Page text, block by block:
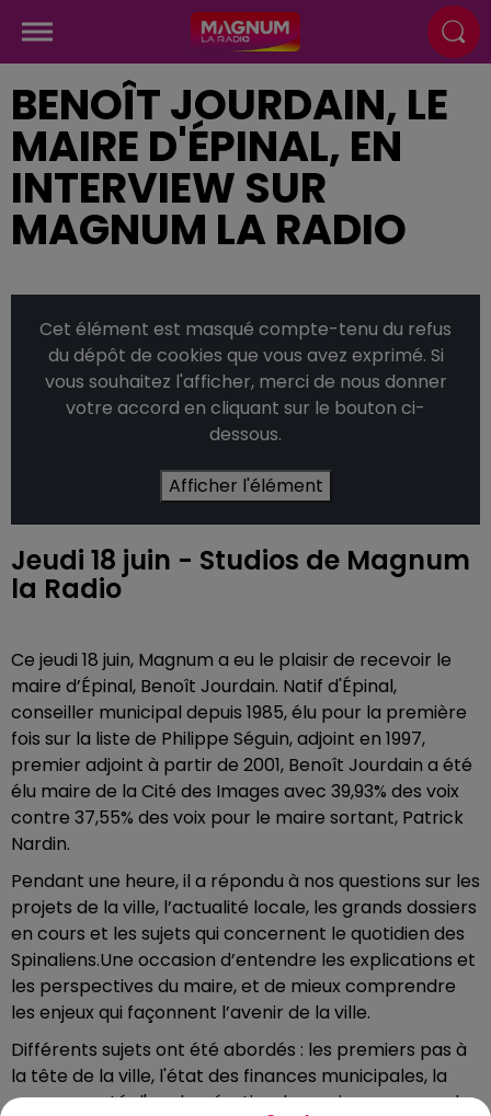
BENOÎT JOURDAIN, LE
MAIRE D'ÉPINAL, EN
INTERVIEW SUR
MAGNUM LA RADIO
Cet élément est masqué compte-tenu du refus
du dépôt de cookies que vous avez exprimé. Si
vous souhaitez l'afficher, merci de nous donner
votre accord en cliquant sur le bouton ci-
dessous.
Afficher l'élément
Jeudi 18 juin - Studios de Magnum
la Radio
Ce jeudi 18 juin, Magnum a eu le plaisir de recevoir le
maire d’Épinal, Benoît Jourdain. Natif d'Épinal,
conseiller municipal depuis 1985, élu pour la première
fois sur la liste de Philippe Séguin, adjoint en 1997,
premier adjoint à partir de 2001, Benoît Jourdain a été
élu maire de la Cité des Images avec 39,93% des voix
contre 37,55% des voix pour le maire sortant, Patrick
Nardin.
Pendant une heure, il a répondu à nos questions sur les
projets de la ville, l’actualité locale, les grands dossiers
en cours et les sujets qui concernent le quotidien des
Spinaliens.Une occasion d’entendre les explications et
les perspectives du maire, et de mieux comprendre
les enjeux qui façonnent l’avenir de la ville.
Différents sujets ont été abordés : les premiers pas à
la tête de la ville, l'état des finances municipales, la
communauté d'agglomération, la remise en cause des